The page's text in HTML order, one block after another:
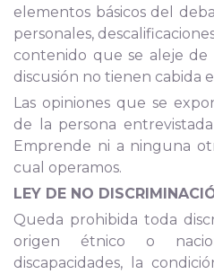
elementos básicos del
personales,
contenido que se aleje de
discusión no tienen cabida
Las opiniones que se
de la persona
Emprende ni a ninguna
cual operamos.
LEY DE NO
Queda prohibida toda
origen étnico o
discapacidades, la